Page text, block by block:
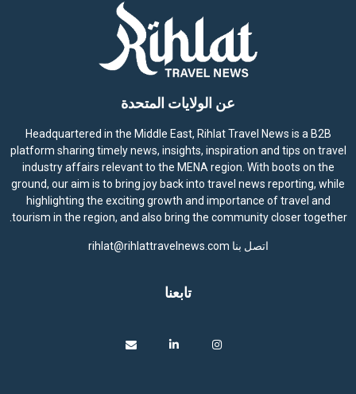
عن الولايات المتحدة
Headquartered in the Middle East, Rihlat Travel News is a B2B
platform sharing timely news, insights, inspiration and tips on travel
industry affairs relevant to the MENA region. With boots on the
ground, our aim is to bring joy back into travel news reporting, while
highlighting the exciting growth and importance of travel and
tourism in the region, and also bring the community closer together.
اتصل بنا rihlat@rihlattravelnews.com
تابعنا